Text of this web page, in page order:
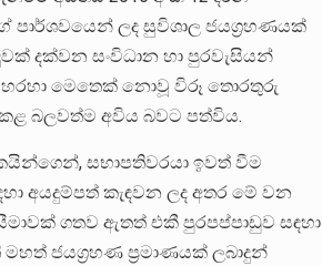
ලද සුවිශාල ජයග්‍රහණයක්
දක්වන සංවිධාන හා පුරවැසියන්
හරහා මෙතෙක් නොවූ විරූ තොරතුරු
කළ බලවත්ම අවිය බවට පත්විය.
සභාපතිවරයා ඉවත් වීම
අයදුම්පත් කැඳවන ලද අතර මේ වන
ගතව ඇතත් එකී පුරපප්පාඩුව සඳහා
ජයග්‍රහණ ප්‍රමාණයක් ලබාදුන්